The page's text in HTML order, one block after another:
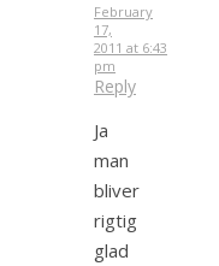
February
17,
2011 at 6:43
pm
Reply
Ja
man
bliver
rigtig
glad